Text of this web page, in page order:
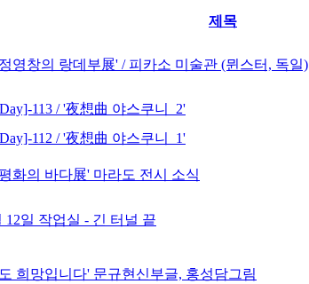
제목
영창의 랑데부展' / 피카소 미술관 (뮌스터, 독일)
113 / '夜想曲 야스쿠니_2'
112 / '夜想曲 야스쿠니_1'
화의 바다展' 마라도 전시 소식
12일 작업실 - 긴 터널 끝
희망입니다' 문규현신부글, 홍성담그림